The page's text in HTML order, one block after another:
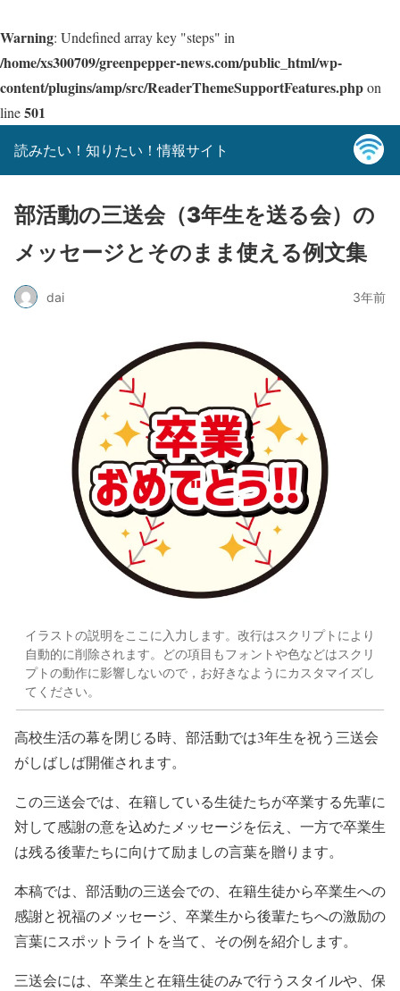
Warning: Undefined array key "steps" in
/home/xs300709/greenpepper-news.com/public_html/wp-
content/plugins/amp/src/ReaderThemeSupportFeatures.phpon
line501
読みたい！知りたい！情報サイト
部活動の三送会（3年生を送る会）の
メッセージとそのまま使える例文集
dai 3年前
イラストの説明をここに入力します。改行はスクリプトにより
自動的に削除されます。どの項目もフォントや色などはスクリ
プトの動作に影響しないので，お好きなようにカスタマイズし
てください。
高校生活の幕を閉じる時、部活動では3年生を祝う三送会
がしばしば開催されます。
この三送会では、在籍している生徒たちが卒業する先輩に
対して感謝の意を込めたメッセージを伝え、一方で卒業生
は残る後輩たちに向けて励ましの言葉を贈ります。
本稿では、部活動の三送会での、在籍生徒から卒業生への
感謝と祝福のメッセージ、卒業生から後輩たちへの激励の
言葉にスポットライトを当て、その例を紹介します。
三送会には、卒業生と在籍生徒のみで行うスタイルや、保